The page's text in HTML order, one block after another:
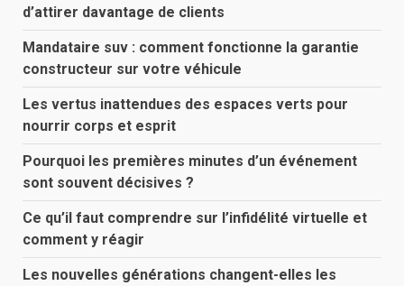
d’attirer davantage de clients
Mandataire suv : comment fonctionne la garantie
constructeur sur votre véhicule
Les vertus inattendues des espaces verts pour
nourrir corps et esprit
Pourquoi les premières minutes d’un événement
sont souvent décisives ?
Ce qu’il faut comprendre sur l’infidélité virtuelle et
comment y réagir
Les nouvelles générations changent-elles les